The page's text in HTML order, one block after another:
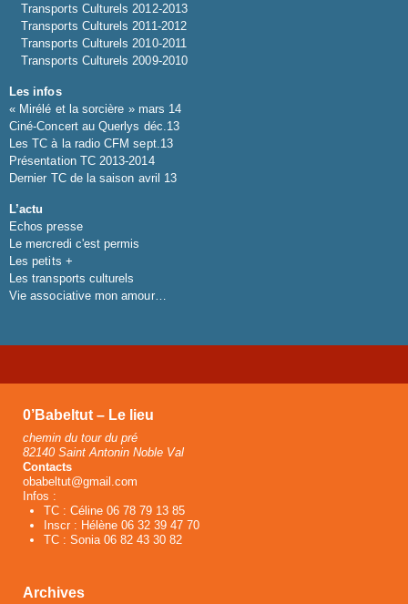
Transports Culturels 2012-2013
Transports Culturels 2011-2012
Transports Culturels 2010-2011
Transports Culturels 2009-2010
Les infos
« Mirélé et la sorcière » mars 14
Ciné-Concert au Querlys déc.13
Les TC à la radio CFM sept.13
Présentation TC 2013-2014
Dernier TC de la saison avril 13
L’actu
Echos presse
Le mercredi c'est permis
Les petits +
Les transports culturels
Vie associative mon amour…
0’Babeltut – Le lieu
chemin du tour du pré
82140 Saint Antonin Noble Val
Contacts
obabeltut@gmail.com
Infos :
TC : Céline 06 78 79 13 85
Inscr : Hélène 06 32 39 47 70
TC : Sonia 06 82 43 30 82
Archives